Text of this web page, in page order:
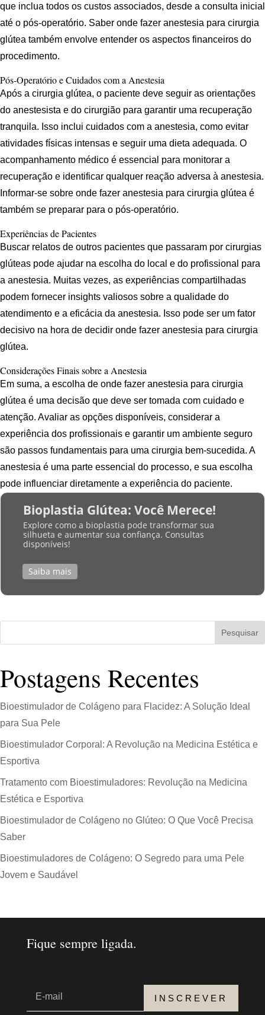
que inclua todos os custos associados, desde a consulta inicial
até o pós-operatório. Saber onde fazer anestesia para cirurgia
glútea também envolve entender os aspectos financeiros do
procedimento.
Pós-Operatório e Cuidados com a Anestesia
Após a cirurgia glútea, o paciente deve seguir as orientações
do anestesista e do cirurgião para garantir uma recuperação
tranquila. Isso inclui cuidados com a anestesia, como evitar
atividades físicas intensas e seguir uma dieta adequada. O
acompanhamento médico é essencial para monitorar a
recuperação e identificar qualquer reação adversa à anestesia.
Informar-se sobre onde fazer anestesia para cirurgia glútea é
também se preparar para o pós-operatório.
Experiências de Pacientes
Buscar relatos de outros pacientes que passaram por cirurgias
glúteas pode ajudar na escolha do local e do profissional para
a anestesia. Muitas vezes, as experiências compartilhadas
podem fornecer insights valiosos sobre a qualidade do
atendimento e a eficácia da anestesia. Isso pode ser um fator
decisivo na hora de decidir onde fazer anestesia para cirurgia
glútea.
Considerações Finais sobre a Anestesia
Em suma, a escolha de onde fazer anestesia para cirurgia
glútea é uma decisão que deve ser tomada com cuidado e
atenção. Avaliar as opções disponíveis, considerar a
experiência dos profissionais e garantir um ambiente seguro
são passos fundamentais para uma cirurgia bem-sucedida. A
anestesia é uma parte essencial do processo, e sua escolha
pode influenciar diretamente a experiência do paciente.
Bioplastia Glútea: Você Merece!
Explore como a bioplastia pode transformar sua
silhueta e aumentar sua confiança. Consultas
disponíveis!
Saiba mais
Pesquisar
Postagens Recentes
Bioestimulador de Colágeno para Flacidez: A Solução Ideal
para Sua Pele
Bioestimulador Corporal: A Revolução na Medicina Estética e
Esportiva
Tratamento com Bioestimuladores: Revolução na Medicina
Estética e Esportiva
Bioestimulador de Colágeno no Glúteo: O Que Você Precisa
Saber
Bioestimuladores de Colágeno: O Segredo para uma Pele
Jovem e Saudável
Fique sempre ligada.
INSCREVER